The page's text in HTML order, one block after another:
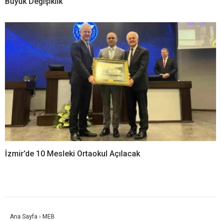
İzmir’de 10 Mesleki Ortaokul Açılacak
Ana Sayfa › MEB